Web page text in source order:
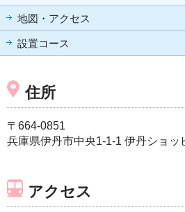
地図・アクセス
設置コース
住所
〒664-0851
兵庫県伊丹市中央1-1-1 伊丹ショッ
アクセス